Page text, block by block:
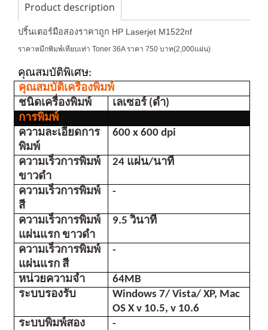
Product description
ปริ้นเตอร์มือสองราคาถูก HP Laserjet M1522nf
ราคาหมึกพิมพ์เทียบเท่า Toner 36A ราคา 750 บาท(2,000แผ่น)
คุณสมบัติพิเศษ:
คุณสมบัติเครื่องพิมพ์
ชนิดเครื่องพิมพ์
เลเซอร์ (ดำ)
การพิมพ์
ความละเอียดการ
พิมพ์
600 x 600 dpi
ความเร็วการพิมพ์
ขาวดำ
24 แผ่น/นาที
ความเร็วการพิมพ์
สี
-
ความเร็วการพิมพ์
แผ่นแรก ขาวดำ
9.5 วินาที
ความเร็วการพิมพ์
แผ่นแรก สี
-
หน่วยความจำ
64MB
ระบบรองรับ
Windows 7/ Vista/ XP, Mac
OS X v 10.5, v 10.6
ระบบพิมพ์สอง
-